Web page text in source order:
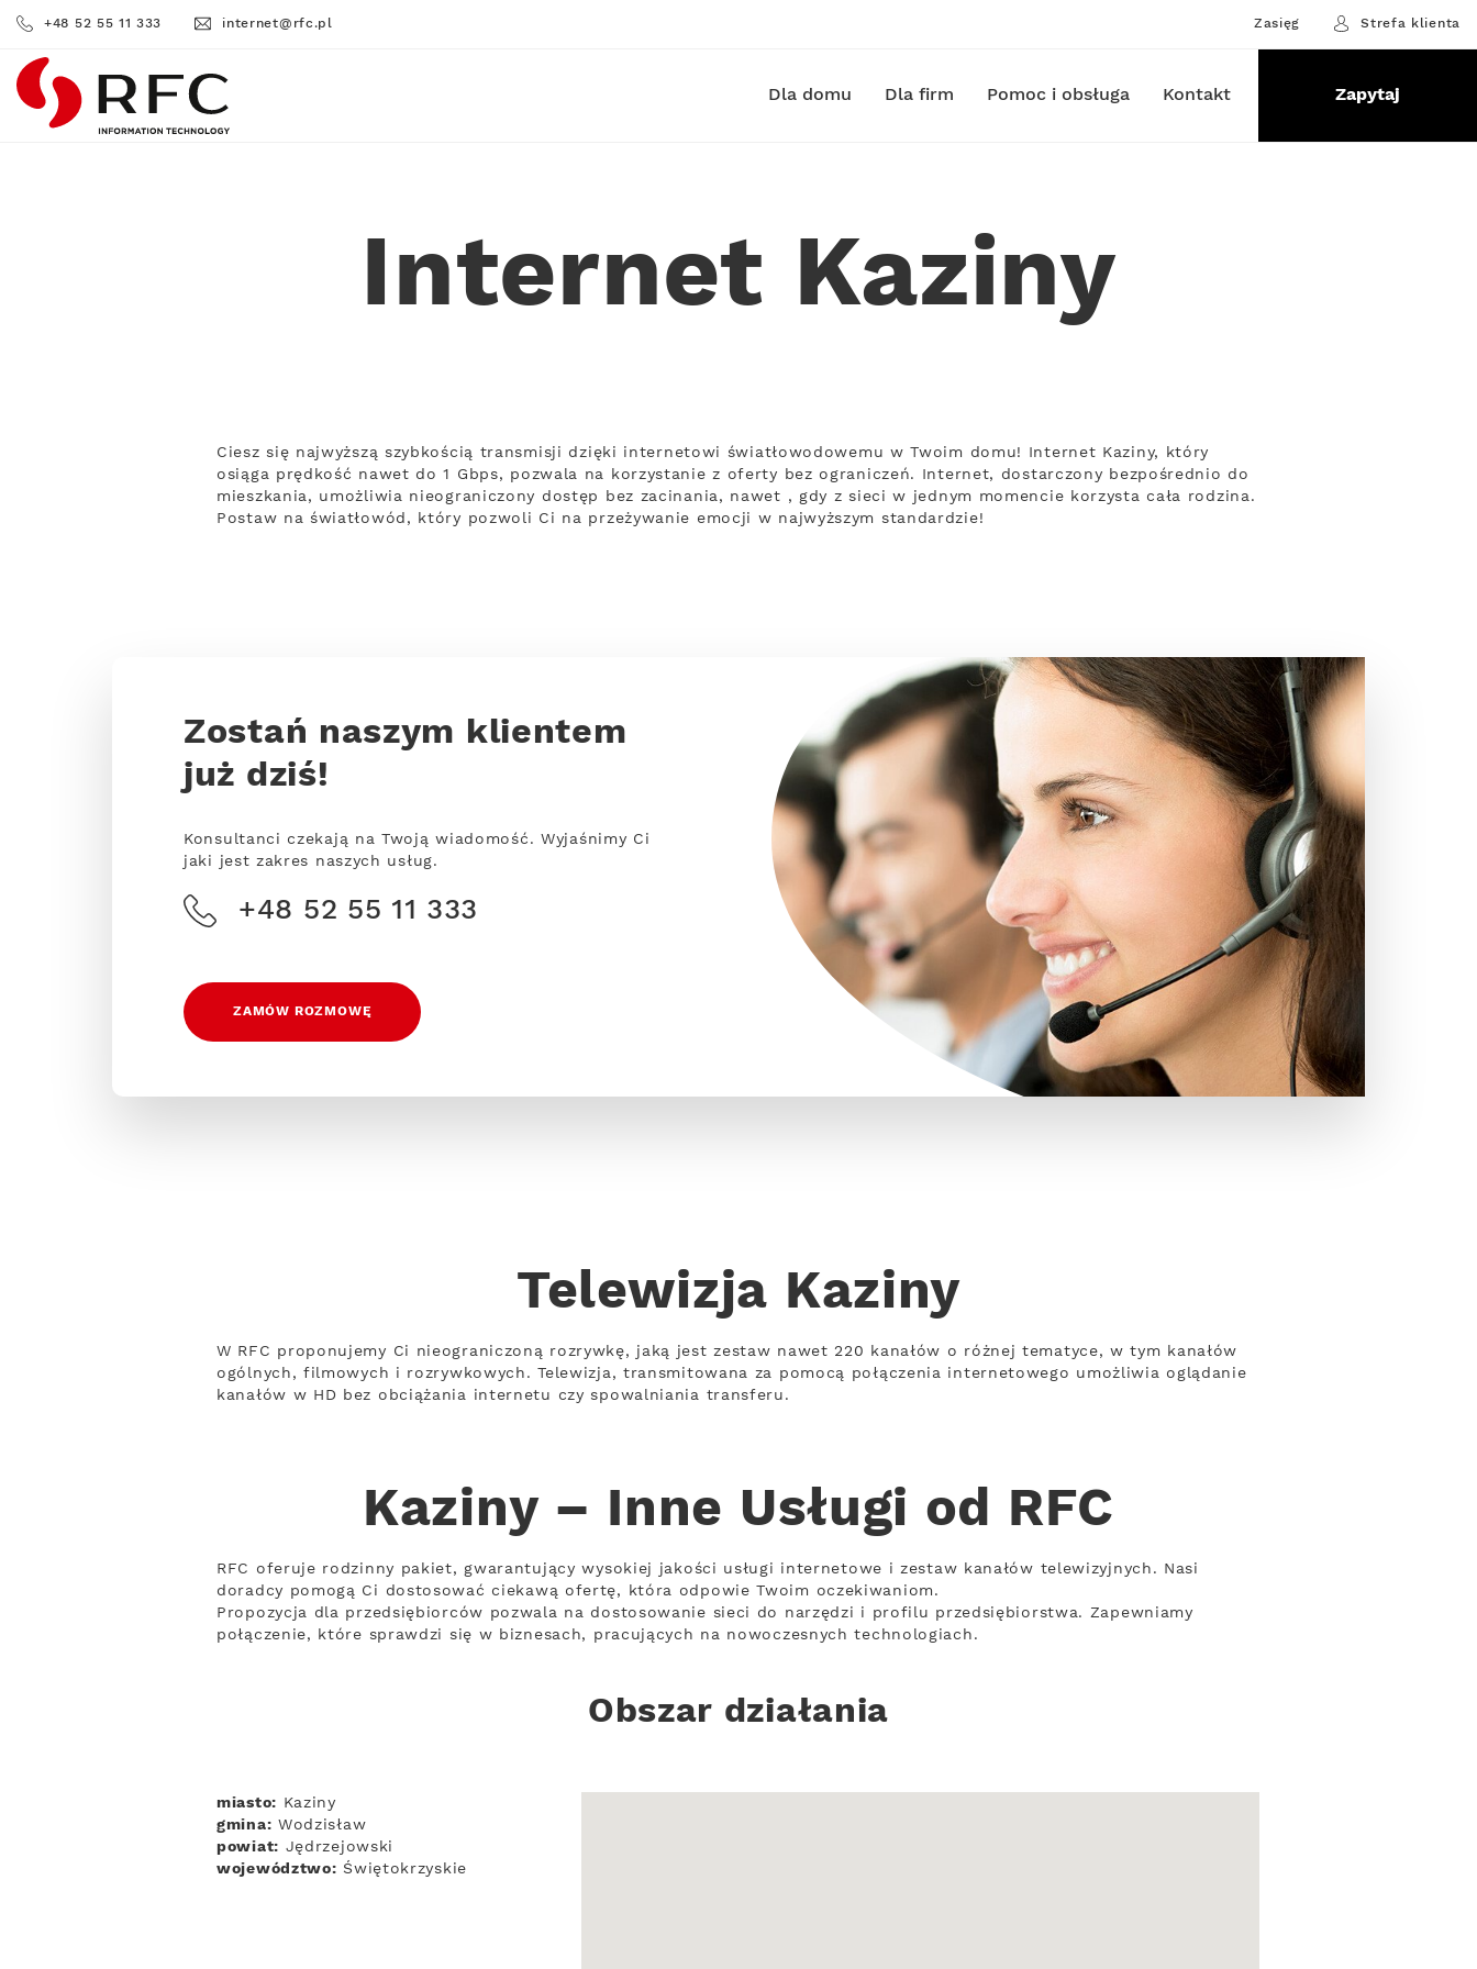
+48 52 55 11 333 internet@rfc.pl Zasięg Strefa klienta
RFC Dla domu Dla firm Pomoc i obsługa Kontakt Zapytaj
Internet Kaziny
Ciesz się najwyższą szybkością transmisji dzięki internetowi światłowodowemu w Twoim domu! Internet Kaziny, który
osiąga prędkość nawet do 1 Gbps, pozwala na korzystanie z oferty bez ograniczeń. Internet, dostarczony bezpośrednio do
mieszkania, umożliwia nieograniczony dostęp bez zacinania, nawet , gdy z sieci w jednym momencie korzysta cała rodzina.
Postaw na światłowód, który pozwoli Ci na przeżywanie emocji w najwyższym standardzie!
Zostań naszym klientem
już dziś!
Konsultanci czekają na Twoją wiadomość. Wyjaśnimy Ci
jaki jest zakres naszych usług.
+48 52 55 11 333
ZAMÓW ROZMOWĘ
Telewizja Kaziny
W RFC proponujemy Ci nieograniczoną rozrywkę, jaką jest zestaw nawet 220 kanałów o różnej tematyce, w tym kanałów
ogólnych, filmowych i rozrywkowych. Telewizja, transmitowana za pomocą połączenia internetowego umożliwia oglądanie
kanałów w HD bez obciążania internetu czy spowalniania transferu.
Kaziny – Inne Usługi od RFC
RFC oferuje rodzinny pakiet, gwarantujący wysokiej jakości usługi internetowe i zestaw kanałów telewizyjnych. Nasi
doradcy pomogą Ci dostosować ciekawą ofertę, która odpowie Twoim oczekiwaniom.
Propozycja dla przedsiębiorców pozwala na dostosowanie sieci do narzędzi i profilu przedsiębiorstwa. Zapewniamy
połączenie, które sprawdzi się w biznesach, pracujących na nowoczesnych technologiach.
Obszar działania
miasto: Kaziny
gmina: Wodzisław
powiat: Jędrzejowski
województwo: Świętokrzyskie